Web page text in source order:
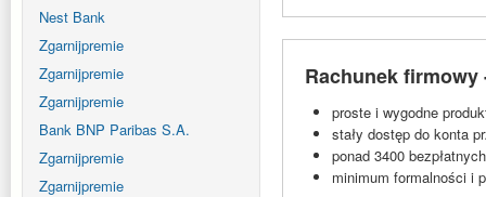
Nest Bank
Zgarnijpremie
Zgarnijpremie
Zgarnijpremie
Bank BNP Paribas S.A.
Zgarnijpremie
Zgarnijpremie
Rachunek firmowy
proste i wygodne
stały dostęp do konta
ponad 3400
minimum formalności i